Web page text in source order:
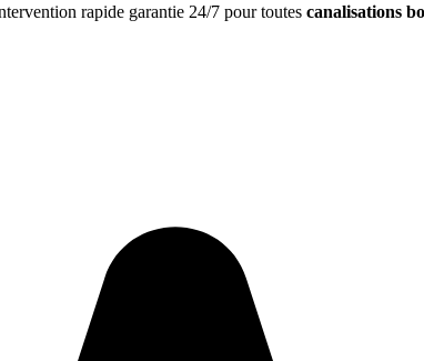
rapide garantie 24/7 pour toutes canalisations